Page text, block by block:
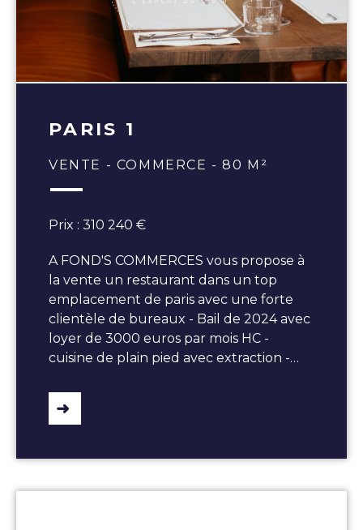
PARIS 1
VENTE - COMMERCE - 80 M²
Prix : 310 240 €
A FOND'S COMMERCES vous propose à
la vente un restaurant dans un top
emplacement de paris avec une forte
clientèle de bureaux - Bail de 2024 avec
loyer de 3000 euros par mois HC -
cuisine de plain pied avec extraction -…